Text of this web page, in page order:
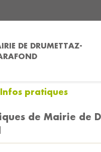
DE DRUMETTAZ-
pratiques
de Mairie de